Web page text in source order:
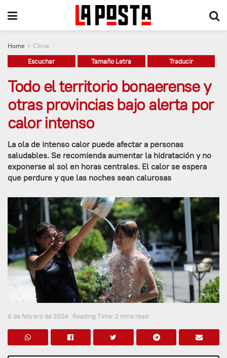
Home Clima
Escuchar Tamaño Letra Traducir
Todo el territorio bonaerense y
otras provincias bajo alerta por
calor intenso
La ola de intenso calor puede afectar a personas
saludables. Se recomienda aumentar la hidratación y no
exponerse al sol en horas centrales. El calor se espera
que perdure y que las noches sean calurosas
8 de febrero de 2024 Reading Time: 2 mins read